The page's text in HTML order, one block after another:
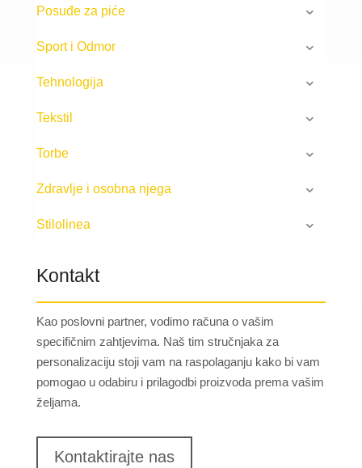
Posuđe za piće
Sport i Odmor
Tehnologija
Tekstil
Torbe
Zdravlje i osobna njega
Stilolinea
Kontakt
Kao poslovni partner, vodimo računa o vašim
specifičnim zahtjevima. Naš tim stručnjaka za
personalizaciju stoji vam na raspolaganju kako bi vam
pomogao u odabiru i prilagodbi proizvoda prema vašim
željama.
Kontaktirajte nas